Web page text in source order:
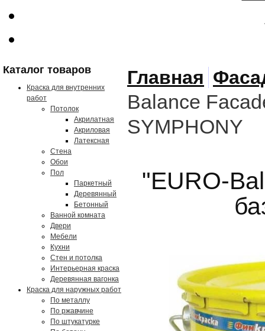
Каталог товаров
Краска для внутренних
работ
Потолок
Акрилатная
Акриловая
Латексная
Стена
Обои
Пол
Паркетный
Деревянный
Бетонный
Ванной комната
Двери
Мебели
Кухни
Стен и потолка
Интерьерная краска
Деревянная вагонка
Краска для наружных работ
По металлу
По ржавчине
По штукатурке
Главная
Balance
SYMPHONY
"EURO-